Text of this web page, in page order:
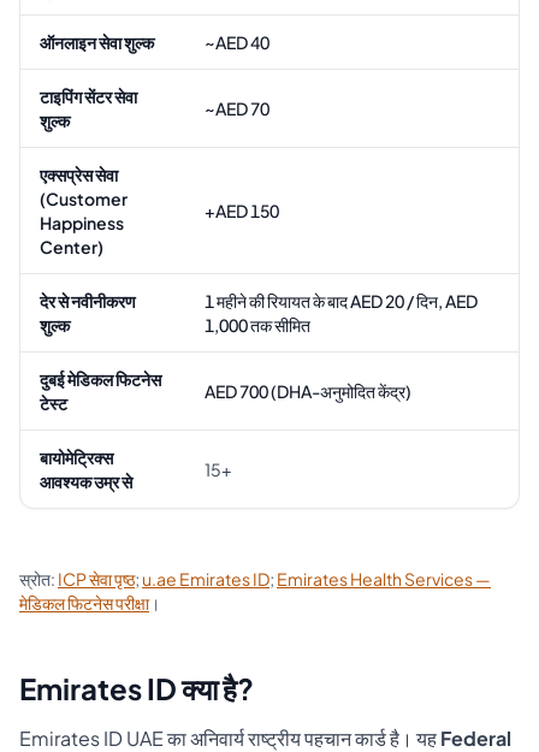
ऑनलाइन सेवा शुल्क ~AED 40
टाइपिंग सेंटर सेवा
शुल्क
~AED 70
एक्सप्रेस सेवा
(Customer
Happiness
Center)
+AED 150
देर से नवीनीकरण
शुल्क
1 महीने की रियायत के बाद AED 20 / दिन, AED
1,000 तक सीमित
दुबई मेडिकल फिटनेस
टेस्ट
AED 700 (DHA-अनुमोदित केंद्र)
बायोमेट्रिक्स
आवश्यक उम्र से
15+
स्रोत: ICP सेवा पृष्ठ; u.ae Emirates ID; Emirates Health Services —
मेडिकल फिटनेस परीक्षा।
Emirates ID क्या है?
Emirates ID UAE का अनिवार्य राष्ट्रीय पहचान कार्ड है। यहFederal